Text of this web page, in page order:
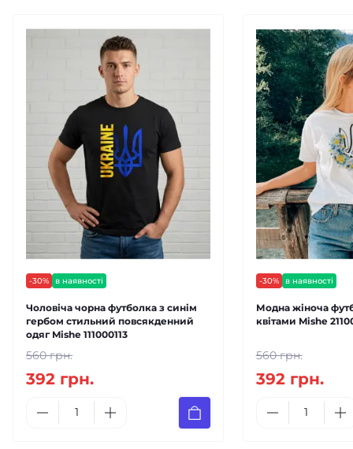
-30% в наявності
Чоловіча чорна футболка з синім
гербом стильний повсякденний
одяг Mishe 111000113
560 грн.
392 грн.
-30% в наявності
Модна жіноча
квітами Mishe
560 грн.
392 грн.